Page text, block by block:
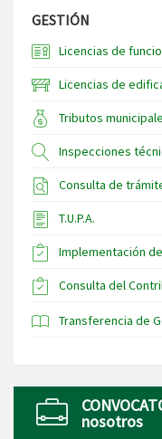
GESTIÓN
Licencias de
Licencias de
Tributos
Inspecciones
Consulta de
T.U.P.A.
Implementación
Consulta del
Transferencia de
nosotros